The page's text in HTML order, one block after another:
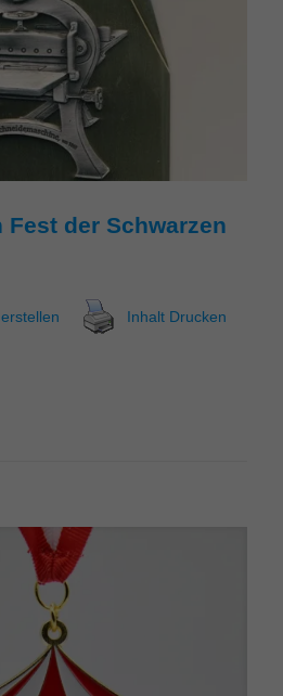
der Schwarzen
Inhalt Drucken